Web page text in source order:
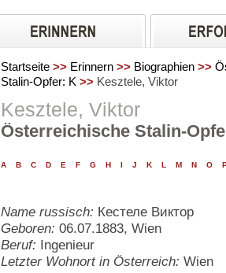
Startseite >> Erinnern >> Biographien >>
Stalin-Opfer: K >> Kesztele, Viktor
Kesztele, Viktor
Österreichische Stalin-
A B C D E F G H I J K L M N O
Name russisch: Кестеле Виктор
Geboren: 06.07.1883, Wien
Beruf: Ingenieur
Letzter Wohnort in Österreich: Wien